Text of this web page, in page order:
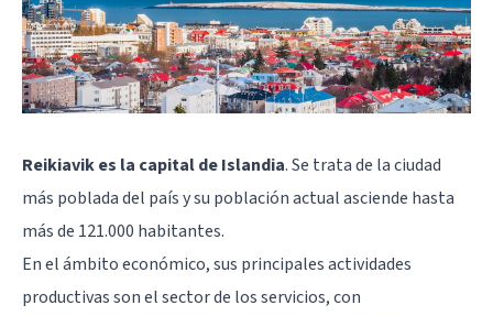
Reikiavik es la capital de Islandia. Se trata de la ciudad
más poblada del país y su población actual asciende hasta
más de 121.000 habitantes.
En el ámbito económico, sus principales actividades
productivas son el sector de los servicios, con